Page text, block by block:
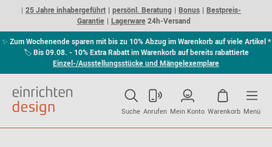
25 Jahre inhabergeführt persönl. Beratung Bonus
Bestpreis-
Garantie
Lagerware24h-Versand
✨ Zum Wochenende sparen mit bis zu 10% Abzug im Warenkorb auf viele Artikel *
🏷Bis 09.08. - 10% Extra Rabatt im Warenkorb auf bereits rabattierte
Einzel-/Ausstellungsstücke und Mängelexemplare
Suche Anrufen Mein Konto Warenkorb Menü